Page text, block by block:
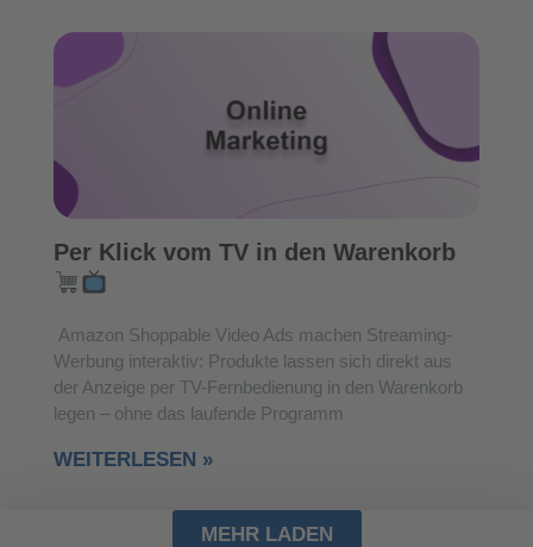
Per Klick vom TV in den Warenkorb
Amazon Shoppable Video Ads machen Streaming-
Werbung interaktiv: Produkte lassen sich direkt aus
der Anzeige per TV-Fernbedienung in den Warenkorb
legen – ohne das laufende Programm
WEITERLESEN »
MEHR LADEN